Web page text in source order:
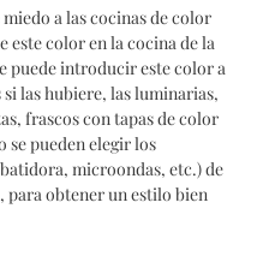
a las cocinas de color
este color en la cocina de la
puede introducir este color a
las hubiere, las luminarias,
frascos con tapas de color
se pueden elegir los
microondas, etc.) de
para obtener un estilo bien